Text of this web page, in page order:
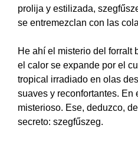
prolija y estilizada,
se entremezclan con las
He ahí el misterio del forralt
el calor se expande por el
tropical irradiado en olas
suaves y reconfortantes. En
misterioso. Ese, deduzco,
secreto: szegfűszeg.